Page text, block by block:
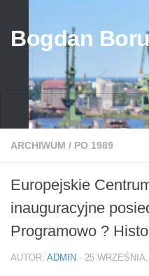
Bogdan
Aktualności
przed 1989
po 1989
Media
ARCHIWUM / PO 1989
Europejskie
inauguracyjne
Programowo ?
AUTOR: ADMIN · 25